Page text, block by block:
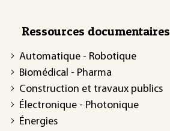
Ressources documentaires
Automatique - Robotique
Biomédical - Pharma
Construction et travaux publics
Électronique - Photonique
Énergies